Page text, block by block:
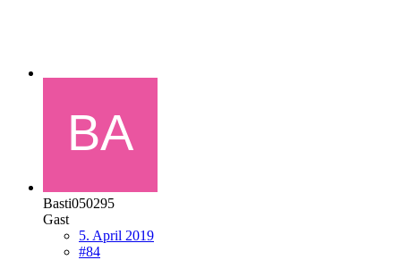
Basti050295
Gast
5. April 2019
#84